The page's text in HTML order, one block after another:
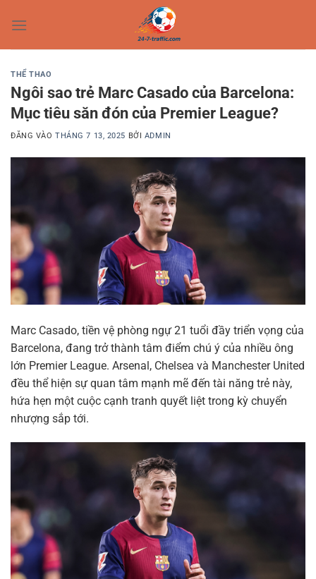
qua
THỂ THAO
Ngôi sao trẻ Marc Casado của Barcelona:
Mục tiêu săn đón của Premier League?
ĐĂNG VÀOTHÁNG 7 13, 2025 BỞI ADMIN
Marc Casado, tiền vệ phòng ngự 21 tuổi đầy triển vọng của
Barcelona, đang trở thành tâm điểm chú ý của nhiều ông
lớn Premier League. Arsenal, Chelsea và Manchester United
đều thể hiện sự quan tâm mạnh mẽ đến tài năng trẻ này,
hứa hẹn một cuộc cạnh tranh quyết liệt trong kỳ chuyển
nhượng sắp tới.